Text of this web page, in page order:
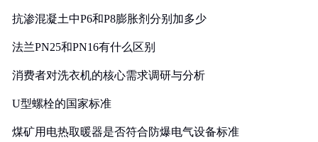
抗渗混凝土中P6和P8膨胀剂分别加多少
法兰PN25和PN16有什么区别
消费者对洗衣机的核心需求调研与分析
U型螺栓的国家标准
煤矿用电热取暖器是否符合防爆电气设备标准